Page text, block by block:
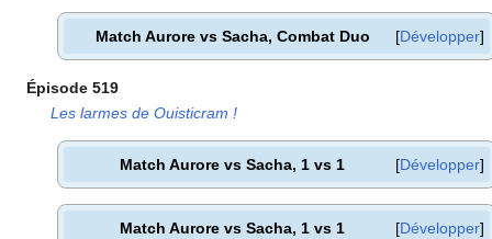
Développer
Match Aurore vs Sacha, Combat Duo
Épisode 519
Les larmes de Ouisticram !
Développer
Match Aurore vs Sacha, 1 vs 1
Développer
Match Aurore vs Sacha, 1 vs 1